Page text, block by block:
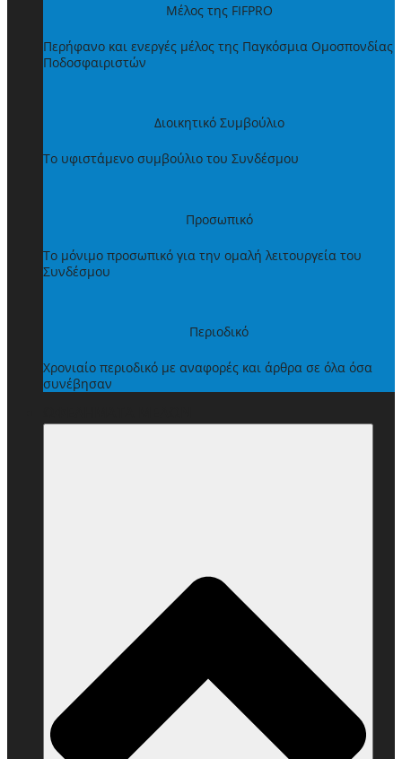
Μέλος της FIFPRO
Περήφανο και ενεργές μέλος της Παγκόσμια Ομοσπονδίας
Ποδοσφαιριστών
Διοικητικό Συμβούλιο
Το υφιστάμενο συμβούλιο του Συνδέσμου
Προσωπικό
Το μόνιμο προσωπικό για την ομαλή λειτουργεία του
Συνδέσμου
Περιοδικό
Χρονιαίο περιοδικό με αναφορές και άρθρα σε όλα όσα
συνέβησαν